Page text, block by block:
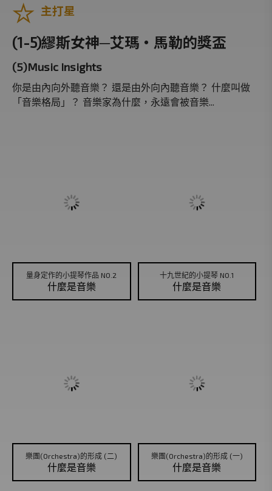
那一天，我打開他的日記
一千零一夜
主打星
(1-5)繆斯女神─艾瑪‧馬勒的獎盃
(5)Music Insights
你是由內向外聽音樂？ 還是由外向內聽音樂？ 什麼叫做
「音樂格局」？ 音樂家為什麼，永遠會被音樂...
量身定作的小提琴作品 NO.2
什麼是音樂
十九世紀的小提琴 NO.1
什麼是音樂
樂團(Orchestra)的形成 (二)
什麼是音樂
樂團(Orchestra)的形成 (一)
什麼是音樂